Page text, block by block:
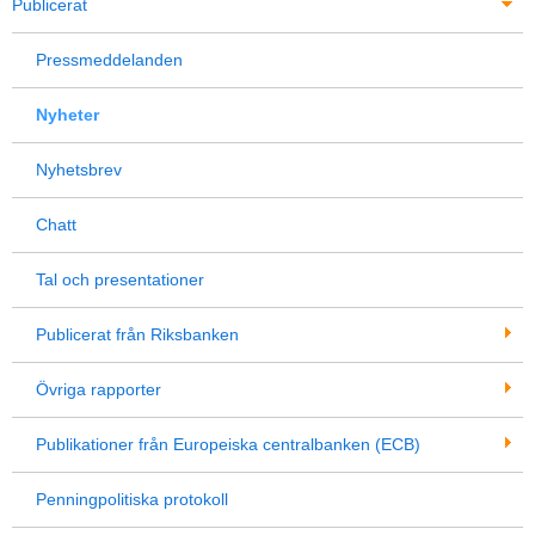
Publicerat
Pressmeddelanden
Nyheter
Nyhetsbrev
Chatt
Tal och presentationer
Publicerat från Riksbanken
Övriga rapporter
Publikationer från Europeiska centralbanken (ECB)
Penningpolitiska protokoll